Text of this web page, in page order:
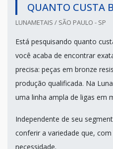
QUANTO CUSTA
LUNAMETAIS / SÃO PAULO - SP
Está pesquisando quanto
você acaba de encontrar
precisa: peças em bronze
produção qualificada. Na
uma linha ampla de ligas em
Independente de seu
conferir a variedade que,
necessidade.